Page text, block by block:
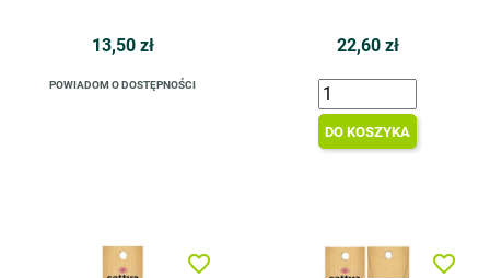
13,50 zł
POWIADOM O DOSTĘPNOŚCI
22,60 zł
DO KOSZYKA
favorite_border favorite_border